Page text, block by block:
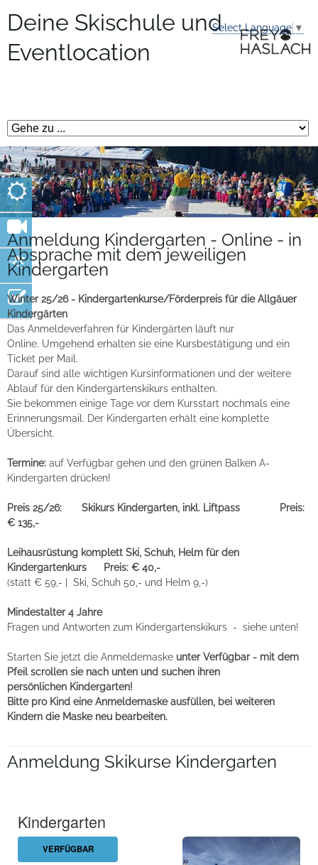
Deine Skischule und
Eventlocation
Select Language ▼
Anmeldung Kindergarten - Online - in
Absprache mit dem jeweiligen
Kindergarten
Winter 25/26 - Kindergartenkurse/Förderpreis für die Allgäuer
Kindergärten
Das Anmeldeverfahren für Kindergärten läuft nur
Online. Umgehend erhalten sie eine Kursbestätigung und ein
Ticket per Mail.
Darauf sind alle wichtigen Kursinformationen und der weitere
Ablauf für den Kindergartenskikurs enthalten.
Sie bekommen einige Tage vor dem Kursstart nochmals eine
Erinnerungsmail. Der Kindergarten erhält eine komplette
Übersicht.
Termine: auf Verfügbar gehen und den grünen Balken A-
Kindergarten drücken!
Preis 25/26: Skikurs Kindergarten, inkl. Liftpass Preis:
€ 135,-
Leihausrüstung komplett Ski, Schuh, Helm für den
Kindergartenkurs Preis: € 40,-
(statt € 59,- | Ski, Schuh 50,- und Helm 9,-)
Mindestalter 4 Jahre
Fragen und Antworten zum Kindergartenskikurs - siehe unten!
Starten Sie jetzt die Anmeldemaske unter Verfügbar - mit dem
Pfeilscrollen sie nach unten und suchen ihren
persönlichen Kindergarten!
Bitte pro Kind eine Anmeldemaske ausfüllen, bei weiteren
Kindern die Maske neu bearbeiten.
Anmeldung Skikurse Kindergarten